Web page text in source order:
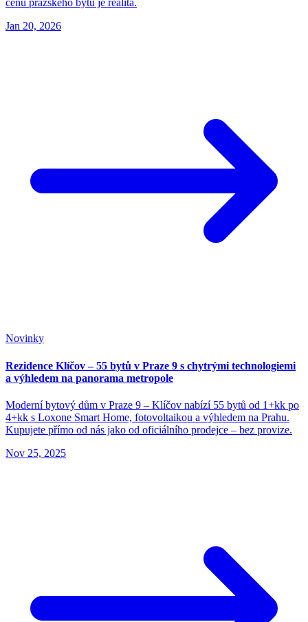
cenu pražského bytu je realita.
Jan 20, 2026
Novinky
Rezidence Klíčov – 55 bytů v Praze 9 s chytrými technologiemi
a výhledem na panorama metropole
Moderní bytový dům v Praze 9 – Klíčov nabízí 55 bytů od 1+kk po
4+kk s Loxone Smart Home, fotovoltaikou a výhledem na Prahu.
Kupujete přímo od nás jako od oficiálního prodejce – bez provize.
Nov 25, 2025